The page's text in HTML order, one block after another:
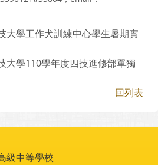
大學工作犬訓練中心學生暑期實
大學110學年度四技進修部單獨
回列表
級中等學校